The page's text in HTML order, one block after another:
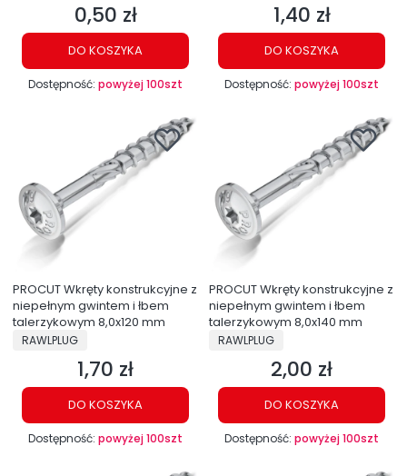
Cena
0,50 zł
DO KOSZYKA
Dostępność: powyżej 100szt
Cena
1,40 zł
DO KOSZYKA
Dostępność: powyżej 100szt
PROCUT Wkręty konstrukcyjne z
niepełnym gwintem i łbem
talerzykowym 8,0x120 mm
PRODUCENT
RAWLPLUG
Cena
1,70 zł
DO KOSZYKA
Dostępność: powyżej 100szt
PROCUT Wkręty konstrukcyjne z
niepełnym gwintem i łbem
talerzykowym 8,0x140 mm
PRODUCENT
RAWLPLUG
Cena
2,00 zł
DO KOSZYKA
Dostępność: powyżej 100szt